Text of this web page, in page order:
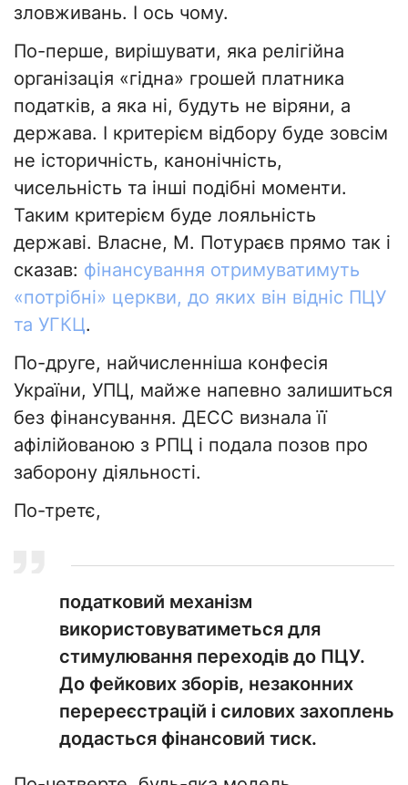
зловживань. І ось чому.
По-перше, вирішувати, яка релігійна
організація «гідна» грошей платника
податків, а яка ні, будуть не віряни, а
держава. І критерієм відбору буде зовсім
не історичність, канонічність,
чисельність та інші подібні моменти.
Таким критерієм буде лояльність
державі. Власне, М. Потураєв прямо так і
сказав: фінансування отримуватимуть
«потрібні» церкви, до яких він відніс ПЦУ
та УГКЦ.
По-друге, найчисленніша конфесія
України, УПЦ, майже напевно залишиться
без фінансування. ДЕСС визнала її
афілійованою з РПЦ і подала позов про
заборону діяльності.
По-третє,
податковий механізм
використовуватиметься для
стимулювання переходів до ПЦУ.
До фейкових зборів, незаконних
перереєстрацій і силових захоплень
додасться фінансовий тиск.